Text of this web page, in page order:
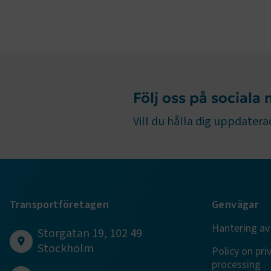
Följ oss på sociala
Vill du hålla dig
Transportföretagen
Storgatan 19, 102 49
Stockholm
Genvägar
Hantering
Policy on
processing